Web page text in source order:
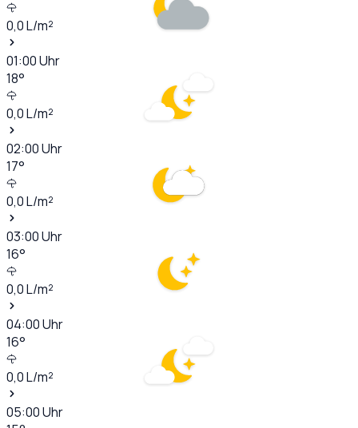
0,0L/m²
01:00Uhr
18°
0,0L/m²
02:00Uhr
17°
0,0L/m²
03:00Uhr
16°
0,0L/m²
04:00Uhr
16°
0,0L/m²
05:00Uhr